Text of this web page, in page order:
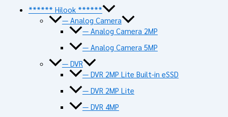
****** Hilook ******
— Analog Camera
— Analog Camera 2MP
— Analog Camera 5MP
— DVR
— DVR 2MP Lite Built-in eSSD
— DVR 2MP Lite
— DVR 4MP